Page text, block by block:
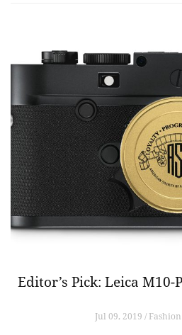
Editor’s Pick: Leica M10-
Jul 09, 2019 /